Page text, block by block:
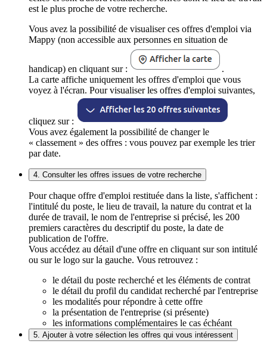
est le plus proche de votre recherche.
Vous avez la possibilité de visualiser ces offres d'emploi via
Mappy (non accessible aux personnes en situation de
handicap) en cliquant sur :
.
La carte affiche uniquement les offres d'emploi que vous
voyez à l'écran. Pour visualiser les offres d'emploi suivantes,
cliquez sur :
Vous avez également la possibilité de changer le
« classement » des offres : vous pouvez par exemple les trier
par date.
4. Consulter les offres issues de votre recherche
Pour chaque offre d'emploi restituée dans la liste, s'affichent :
l'intitulé du poste, le lieu de travail, la nature du contrat et la
durée de travail, le nom de l'entreprise si précisé, les 200
premiers caractères du descriptif du poste, la date de
publication de l'offre.
Vous accédez au détail d'une offre en cliquant sur son intitulé
ou sur le logo sur la gauche. Vous retrouvez :
le détail du poste recherché et les éléments de contrat
le détail du profil du candidat recherché par l'entreprise
les modalités pour répondre à cette offre
la présentation de l'entreprise (si présente)
les informations complémentaires le cas échéant
5. Ajouter à votre sélection les offres qui vous intéressent